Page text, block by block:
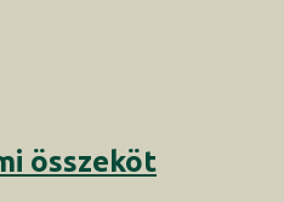
összeköt